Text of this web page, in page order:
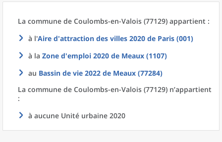
La commune de Coulombs-en-Valois (77129) appartient :
à l'Aire d'attraction des villes 2020 de Paris (001)
à la Zone d'emploi 2020 de Meaux (1107)
au Bassin de vie 2022 de Meaux (77284)
La commune de Coulombs-en-Valois (77129) n’appartient
:
à aucune Unité urbaine 2020